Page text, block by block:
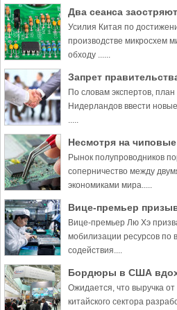
Два сеанса
полупроводниках
Усилия Китая по
производстве микросхем
обходу ......
Запрет
Нидерландов может
подорвать мировой
По словам экспертов,
Нидерландов ввести
.....
Несмотря на чиповые
нация будет
Рынок полупроводников
соперничество между
экономиками мира.....
Вице-премьер
увеличить
Вице-премьер Лю Хэ
мобилизации ресурсов по
содействия....
Бордюры в США
новое мышление и
Ожидается, что выручка
китайского сектора